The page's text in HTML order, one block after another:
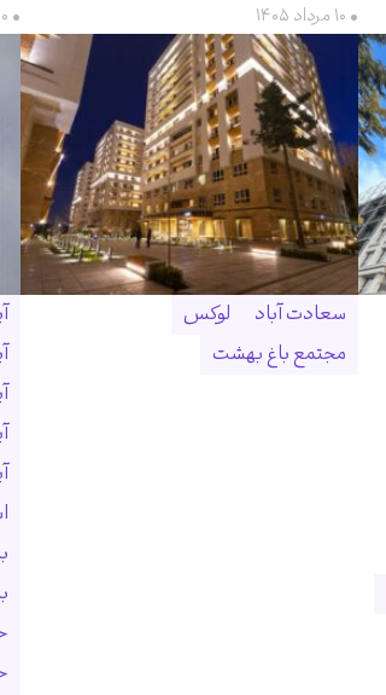
• ۱۰ مرداد ۱۴۰۵ • ۱۰ مرداد ۱۴۰۵
سعادت آباد
لوکس
مجتمع باغ بهشت